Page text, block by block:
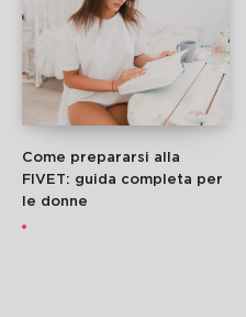
Come prepararsi alla
FIVET: guida completa per
le donne